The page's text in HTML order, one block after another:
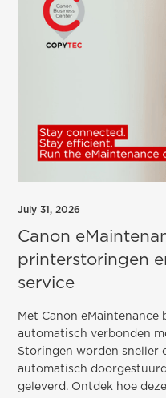
July 31, 2026
Canon
printerstoringen
service
Met Canon
automatisch verbonden
Storingen worden sneller
automatisch
geleverd. Ontdek hoe